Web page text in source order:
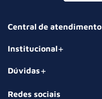
Central de atendimento
Institucional
Dúvidas
Redes sociais